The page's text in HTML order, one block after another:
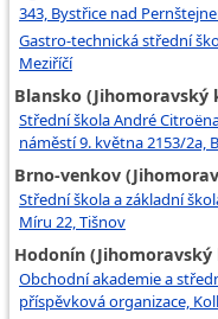
343, Bystřice nad
Gastro-technická střední
Meziříčí
Blansko (Jihomoravský
Střední škola André
náměstí 9. května 2153/2a,
Brno-venkov
Střední škola a základní
Míru 22, Tišnov
Hodonín
Obchodní akademie a
příspěvková organizace,